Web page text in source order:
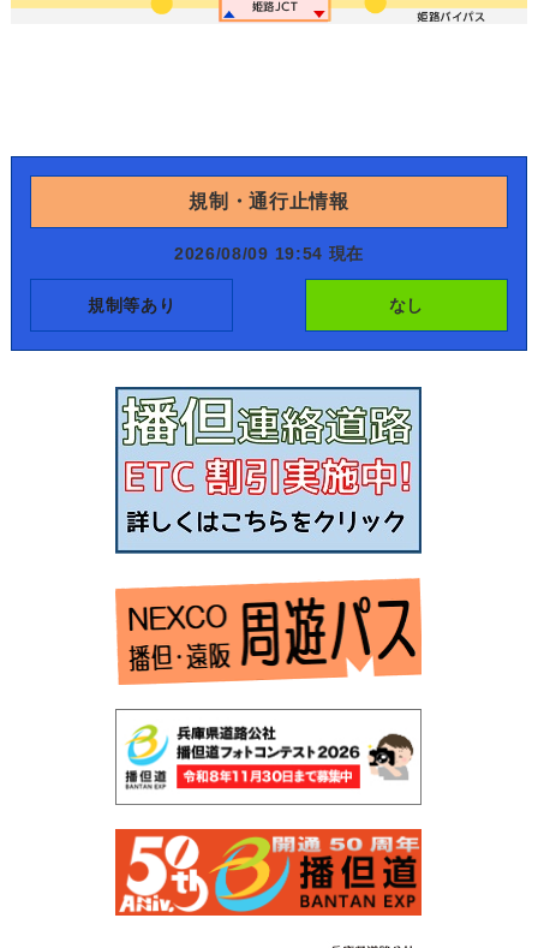
規制・通行止情報
2026/08/09 19:54 現在
規制等あり なし